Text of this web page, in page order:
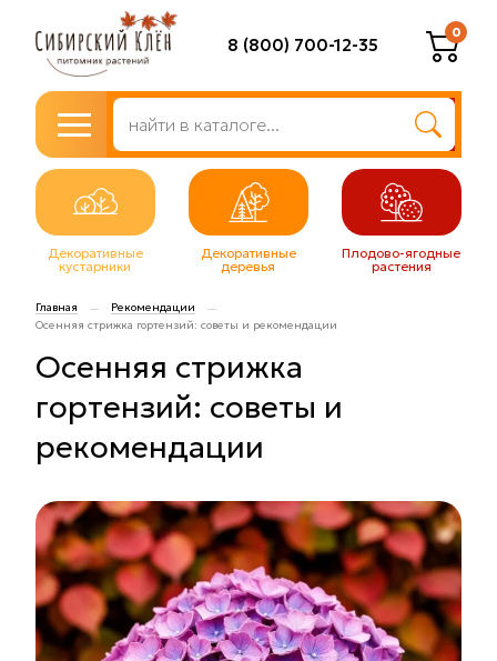
8 (800) 700-12-35
0
Декоративные
кустарники
Декоративные
деревья
Плодово-ягодные
растения
Главная — Рекомендации
—
Осенняя стрижка гортензий: советы и рекомендации
Осенняя стрижка
гортензий: советы и
рекомендации